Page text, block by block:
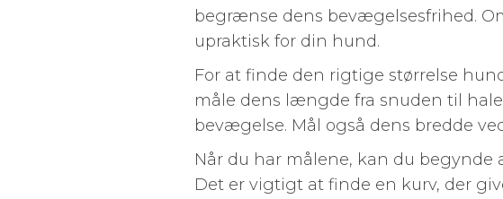
begrænse dens bevægelsesfrihed.
upraktisk for din hund.
For at finde den rigtige størrelse
måle dens længde fra snuden til
bevægelse. Mål også dens bredde
Når du har målene, kan du begynde
Det er vigtigt at finde en kurv, der